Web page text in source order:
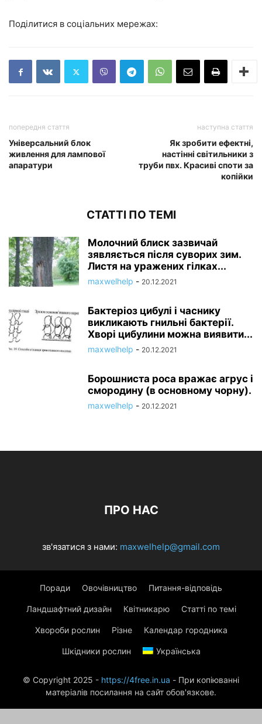
Поділитися в соціальних мережах:
попередня стаття
Універсальний блок
живлення для лампової
апаратури
наступна стаття
Як зробити ефектні,
настінні світильники з
труби пвх. Красиві споти за
копійки
СТАТТІ ПО ТЕМІ
Молочний блиск зазвичай
зявляється після суворих зим.
Листя на уражених гілках...
maxwelhelp - 20.12.2021
Бактеріоз цибулі і часнику
викликають гнильні бактерії.
Хворі цибулини можна виявити...
maxwelhelp - 20.12.2021
Борошниста роса вражає агрус і
смородину (в основному чорну).
maxwelhelp - 20.12.2021
ПРО НАС
зв'язатися з нами: maxwelhelp@gmail.com
Поради Овочівництво Питання-відповідь
Ландшафтний дизайн Квітникарю Статті по темі
Хвороби рослин Різне Календар городника
Шкідники рослин Українська
© Copyright 2025 - https://4free.in.ua - При копіюванні
матеріалів посилання на сайт обов'язкове.